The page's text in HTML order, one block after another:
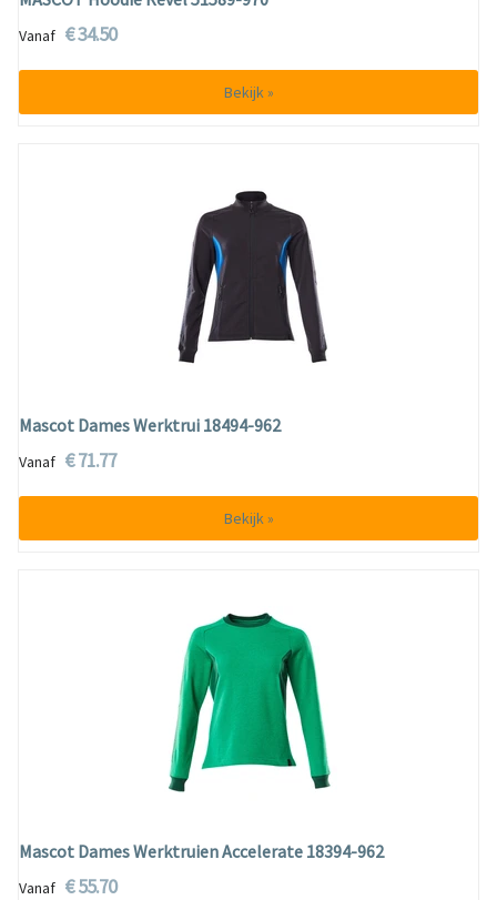
Vanaf € 34.50
Bekijk »
Mascot Dames Werktrui 18494-962
Vanaf € 71.77
Bekijk »
Mascot Dames Werktruien Accelerate 18394-962
Vanaf € 55.70